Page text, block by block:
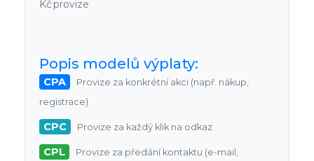
Kč provize
Popis modelů výplaty:
CPA
Provize za konkrétní akci (např. nákup,
registrace)
CPC Provize za každý klik na odkaz
CPL
Provize za předání kontaktu (e-mail,